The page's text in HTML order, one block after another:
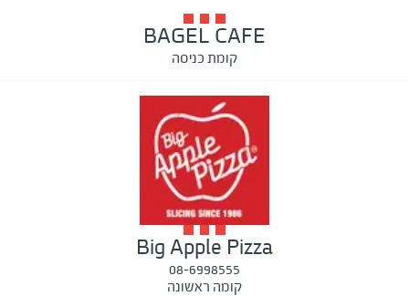
BAGEL CAFE
קומת כניסה
Big Apple Pizza
08-6998555
קומה ראשונה